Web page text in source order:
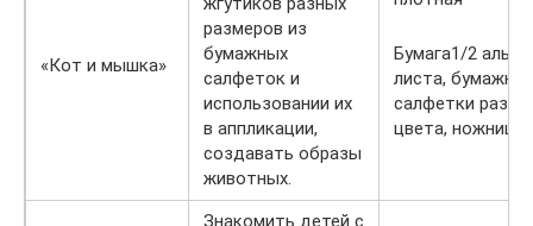
«Кот и мышка»
размеров из
бумажных
салфеток и
использовании их
в аппликации,
создавать образы
животных.
Бумага1/2
листа,
салфетки
цвета,
Знакомить детей с